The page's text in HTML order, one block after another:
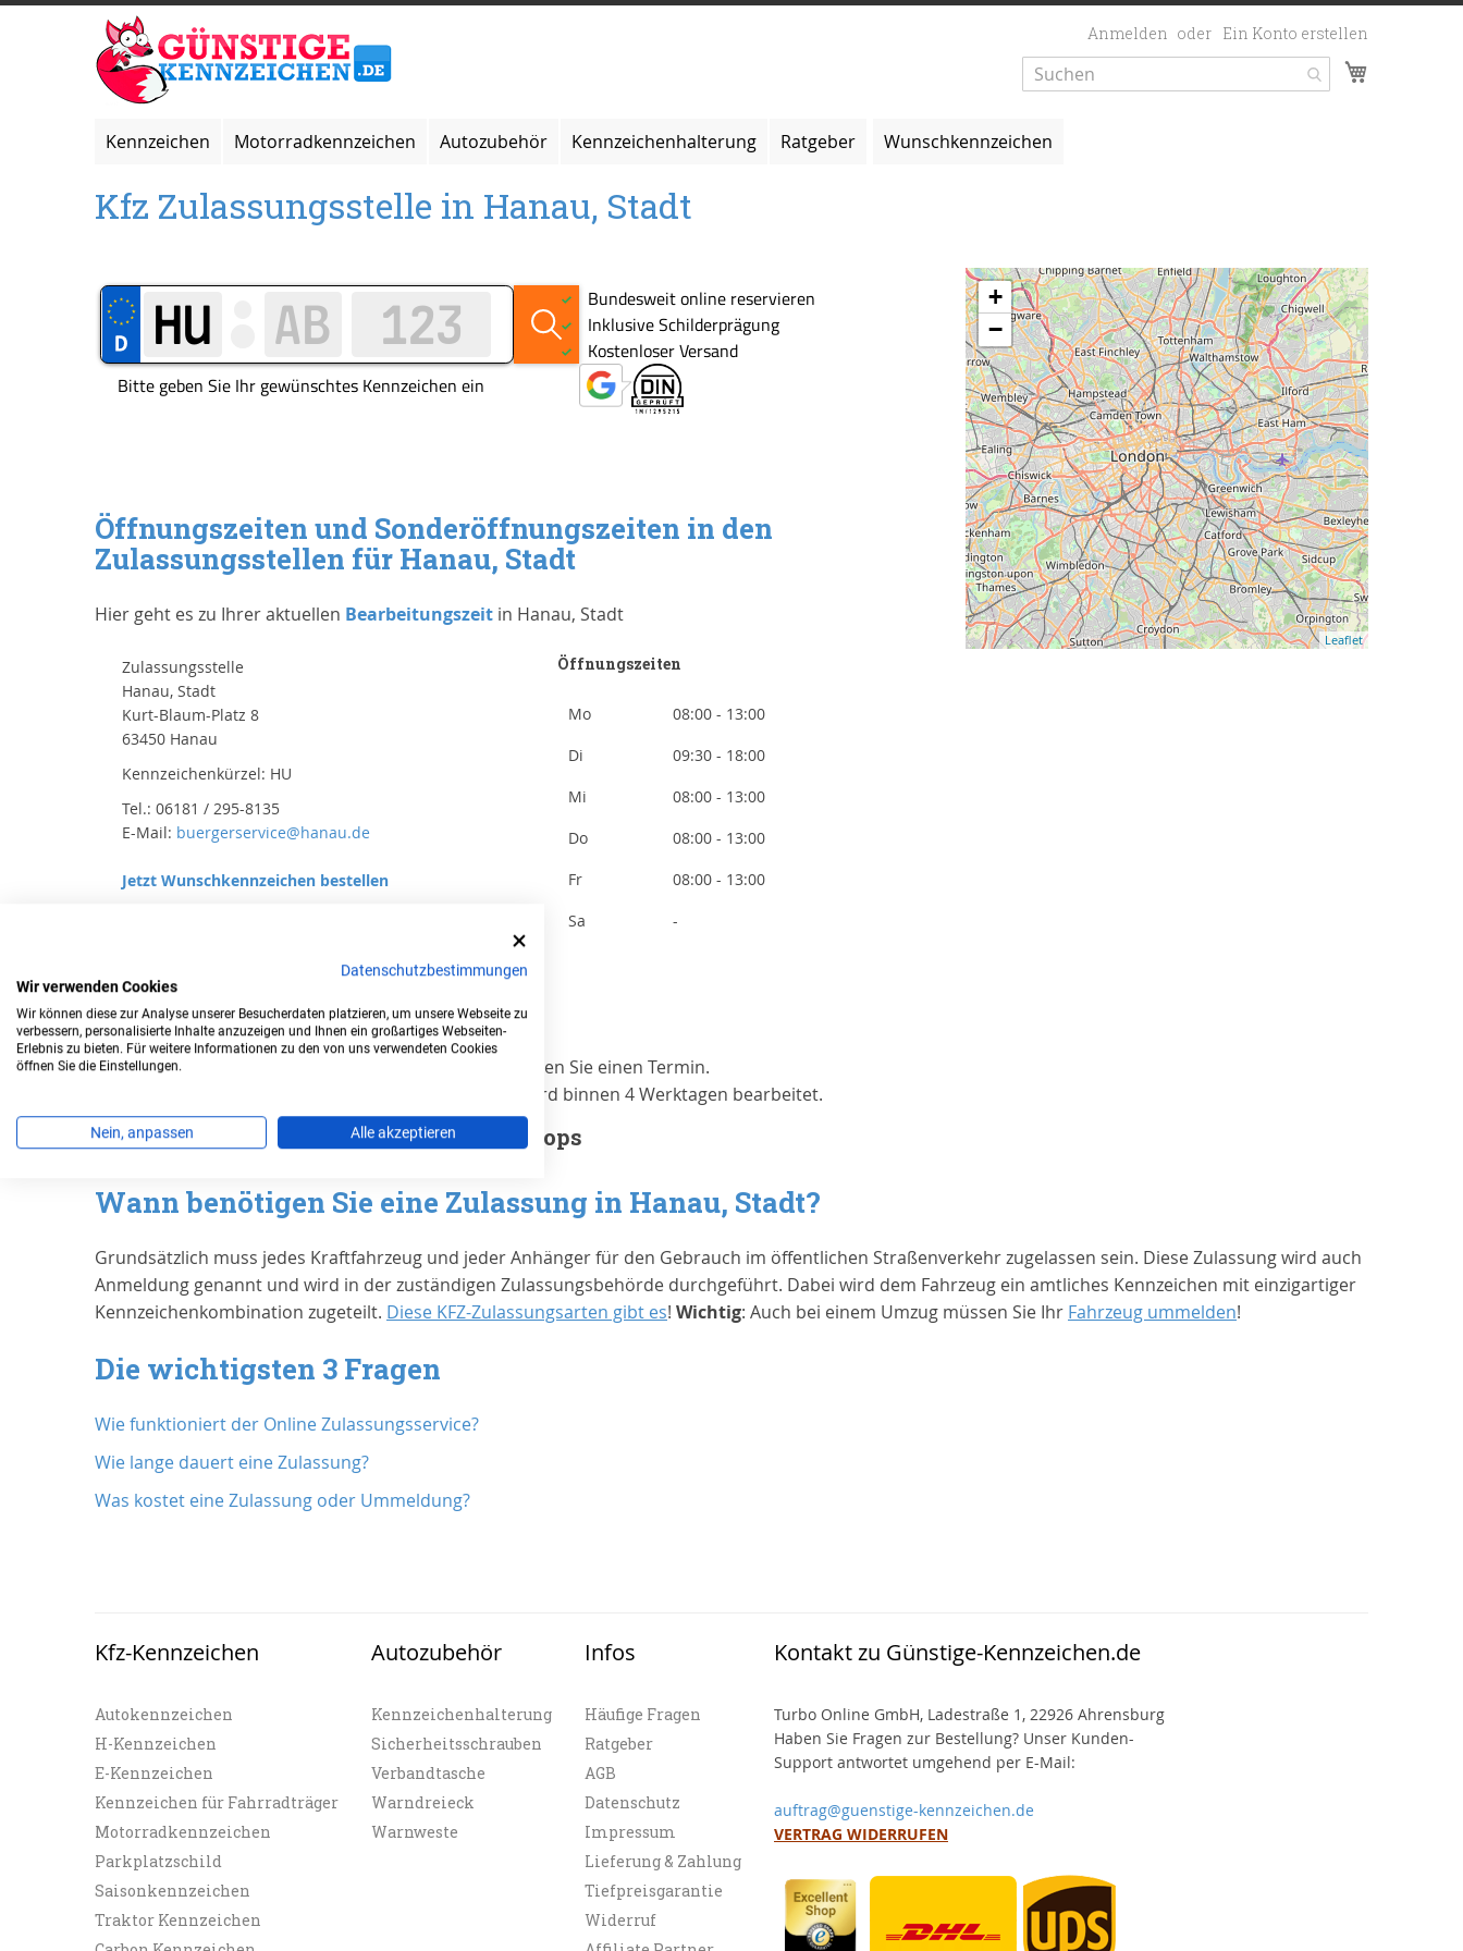
Zum
Inhalt
springen
Anmelden Ein Konto erstellen
Kennzeichen Motorradkennzeichen Autozubehör Kennzeichenhalterung Ratgeber Wunschkennzeichen
Kfz Zulassungsstelle in Hanau, Stadt
Öffnungszeiten und Sonderöffnungszeiten in den
Zulassungsstellen für Hanau, Stadt
Hier geht es zu Ihrer aktuellen Bearbeitungszeit in Hanau, Stadt
Zulassungsstelle
Hanau, Stadt
Kurt-Blaum-Platz 8
63450 Hanau
Kennzeichenkürzel: HU
Tel.: 06181 / 295-8135
E-Mail: buergerservice@hanau.de
Jetzt Wunschkennzeichen bestellen
Öffnungszeiten
Mo
08:00 - 13:00
Di
09:30 - 18:00
Mi
08:00 - 13:00
Do
08:00 - 13:00
Fr
08:00 - 13:00
Sa
-
+
−
Leaflet
Bearbeitungszeit
Für die Zulassung Ihres Autos in
benötigen Sie einen Termin.
wird binnen 4 Werktagen bearbeitet.
Erfahrungen von Kunden bei Trusted Shops
Wann benötigen Sie eine Zulassung in Hanau, Stadt?
Grundsätzlich muss jedes Kraftfahrzeug und jeder Anhänger für den Gebrauch im öffentlichen Straßenverkehr zugelassen sein. Diese Zulassung wird auch
Anmeldung genannt und wird in der zuständigen Zulassungsbehörde durchgeführt. Dabei wird dem Fahrzeug ein amtliches Kennzeichen mit einzigartiger
Kennzeichenkombination zugeteilt. Diese KFZ-Zulassungsarten gibt es! Wichtig: Auch bei einem Umzug müssen Sie Ihr Fahrzeug ummelden!
Die wichtigsten 3 Fragen
Wie funktioniert der Online Zulassungsservice?
Wie lange dauert eine Zulassung?
Was kostet eine Zulassung oder Ummeldung?
Kfz-Kennzeichen
Autokennzeichen
H-Kennzeichen
E-Kennzeichen
Kennzeichen für Fahrradträger
Motorradkennzeichen
Parkplatzschild
Saisonkennzeichen
Traktor Kennzeichen
Autozubehör
Kennzeichenhalterung
Sicherheitsschrauben
Verbandtasche
Warndreieck
Warnweste
Infos
Häufige Fragen
Ratgeber
AGB
Datenschutz
Impressum
Lieferung & Zahlung
Tiefpreisgarantie
Widerruf
Kontakt zu Günstige-Kennzeichen.de
Turbo Online GmbH, Ladestraße 1, 22926 Ahrensburg
Haben Sie Fragen zur Bestellung? Unser Kunden-
Support antwortet umgehend per E-Mail:
auftrag@guenstige-kennzeichen.de
VERTRAG WIDERRUFEN
Datenschutzbestimmungen
Wir verwenden Cookies
Wir können diese zur Analyse unserer Besucherdaten platzieren, um unsere Webseite zu
verbessern, personalisierte Inhalte anzuzeigen und Ihnen ein großartiges Webseiten-
Erlebnis zu bieten. Für weitere Informationen zu den von uns verwendeten Cookies
öffnen Sie die Einstellungen.
Nein, anpassen Alle akzeptieren